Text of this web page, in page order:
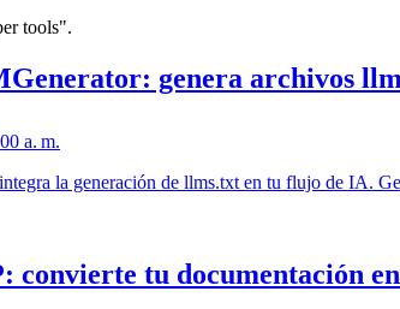
tools".
genera archivos
a. m.
la generación de llms.txt en tu flujo de IA.
convierte tu documentación